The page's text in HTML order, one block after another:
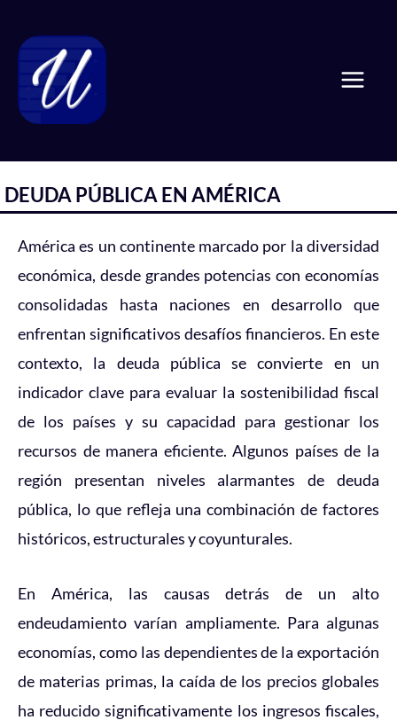
contenido
DEUDA PÚBLICA EN AMÉRICA
América es un continente marcado por la diversidad
económica, desde grandes potencias con economías
consolidadas hasta naciones en desarrollo que
enfrentan significativos desafíos financieros. En este
contexto, la deuda pública se convierte en un
indicador clave para evaluar la sostenibilidad fiscal
de los países y su capacidad para gestionar los
recursos de manera eficiente. Algunos países de la
región presentan niveles alarmantes de deuda
pública, lo que refleja una combinación de factores
históricos, estructurales y coyunturales.
En América, las causas detrás de un alto
endeudamiento varían ampliamente. Para algunas
economías, como las dependientes de la exportación
de materias primas, la caída de los precios globales
ha reducido significativamente los ingresos fiscales,